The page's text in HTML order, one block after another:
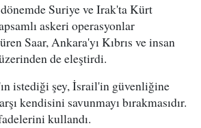
Suriye ve Irak'ta Kürt
askeri operasyonlar
Saar, Ankara'yı Kıbrıs ve insan
de eleştirdi.
istediği şey, İsrail'in güvenliğine
kendisini savunmayı bırakmasıdır.
kullandı.